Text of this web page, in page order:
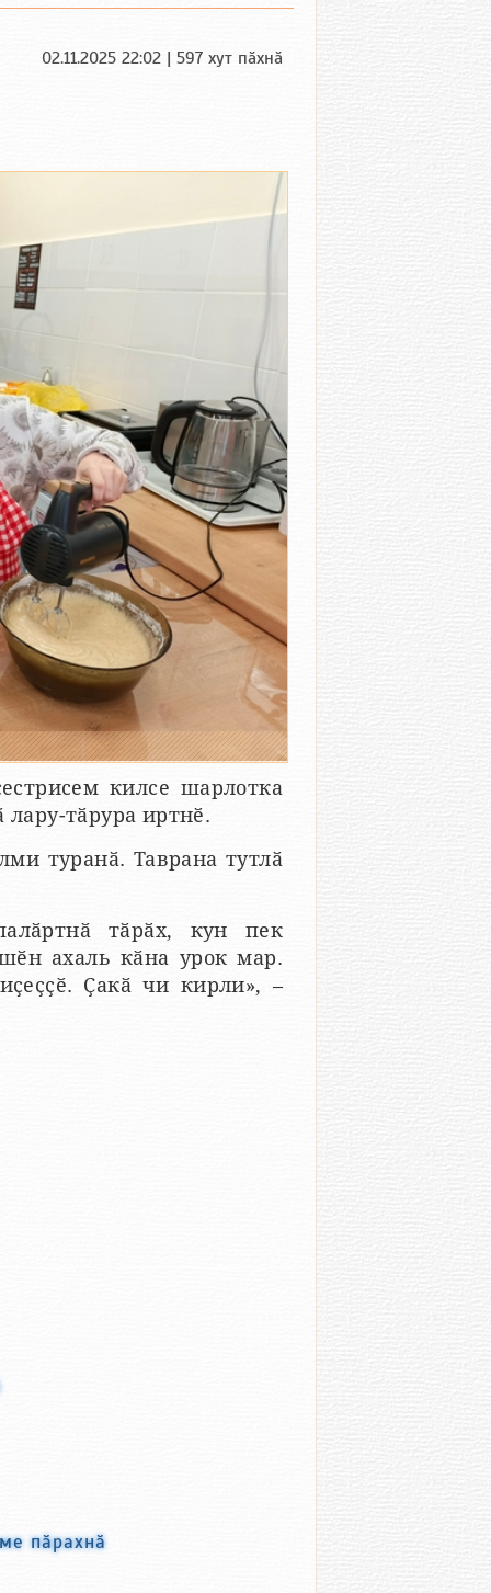
02.11.2025 22:02 | 597 хут пӑхнӑ
килсе шарлотка
лару-тӑрура иртнӗ.
туранӑ. Таврана тутлӑ
тӑрӑх, кун пек
ахаль кӑна урок мар.
Ҫакӑ чи кирли», –
пӑрахнӑ